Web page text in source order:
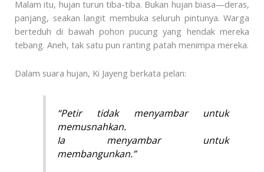
Malam itu, hujan turun tiba-tiba. Bukan hujan biasa—deras,
panjang, seakan langit membuka seluruh pintunya. Warga
berteduh di bawah pohon pucung yang hendak mereka
tebang. Aneh, tak satu pun ranting patah menimpa mereka.
Dalam suara hujan, Ki Jayeng berkata pelan:
“Petir tidak menyambar untuk
memusnahkan.
Ia menyambar untuk
membangunkan.”